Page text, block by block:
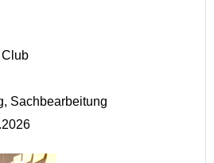
Sachbearbeitung